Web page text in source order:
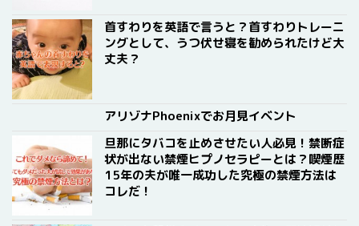
首すわりを英語で言うと？首すわりトレーニ
ングとして、うつ伏せ寝を勧められたけど大
丈夫？
アリゾナPhoenixでお月見イベント
旦那にタバコを止めさせたい人必見！禁断症
状が出ない禁煙ヒプノセラピーとは？喫煙歴
15年の夫が唯一成功した究極の禁煙方法は
コレだ！